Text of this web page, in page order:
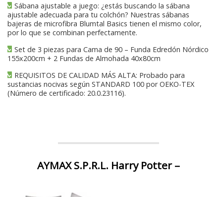
Sábana ajustable a juego: ¿estás buscando la sábana
ajustable adecuada para tu colchón? Nuestras sábanas
bajeras de microfibra Blumtal Basics tienen el mismo color,
por lo que se combinan perfectamente.
Set de 3 piezas para Cama de 90 – Funda Edredón Nórdico
155x200cm + 2 Fundas de Almohada 40x80cm
REQUISITOS DE CALIDAD MÁS ALTA: Probado para
sustancias nocivas según STANDARD 100 por OEKO-TEX
(Número de certificado: 20.0.23116).
AYMAX S.P.R.L. Harry Potter –